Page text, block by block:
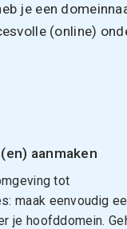
je een
(online)
aanmaken
tot
maak eenvoudig
je hoofddomein.